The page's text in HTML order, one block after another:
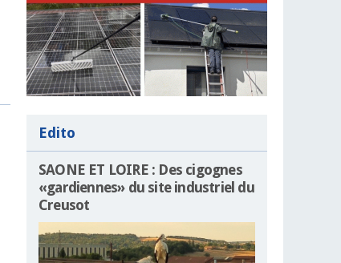
Edito
SAONE ET LOIRE : Des cigognes
«gardiennes» du site industriel du
Creusot